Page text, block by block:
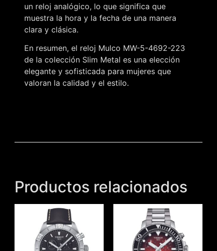
un reloj analógico, lo que significa que
muestra la hora y la fecha de una manera
clara y clásica.
En resumen, el reloj Mulco MW-5-4692-223
de la colección Slim Metal es una elección
elegante y sofisticada para mujeres que
valoran la calidad y el estilo.
Productos relacionados